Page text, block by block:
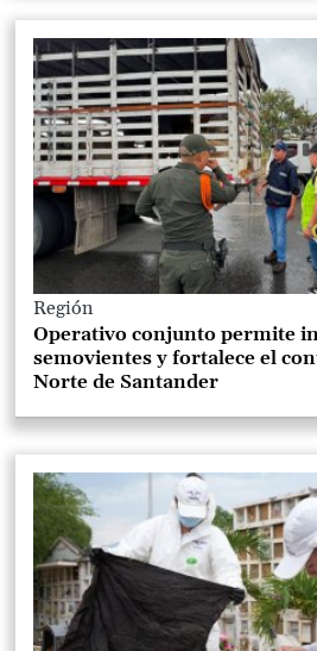
Región
Operativo conjunto permite
semovientes y fortalece el
Norte de Santander